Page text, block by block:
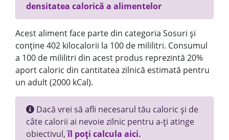
densitatea calorică a alimentelor
Acest aliment face parte din categoria Sosuri și
conține 402 kilocalorii la 100 de mililitri. Consumul
a 100 de mililitri din acest produs reprezintă 20%
aport caloric din cantitatea zilnică estimată pentru
un adult (2000 kCal).
Dacă vrei să afli necesarul tău caloric și de
câte calorii ai nevoie zilnic pentru a-ți atinge
obiectivul,îl poți calcula aici.